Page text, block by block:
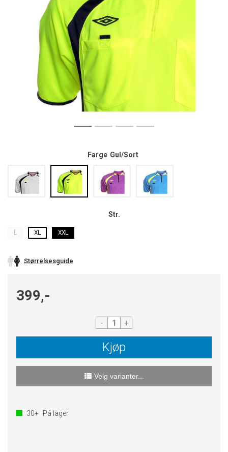
Farge Gul/Sort
Str.
L XL XXL
Størrelsesguide
399,-
- +
Kjøp
Velg varianter...
30+ På lager